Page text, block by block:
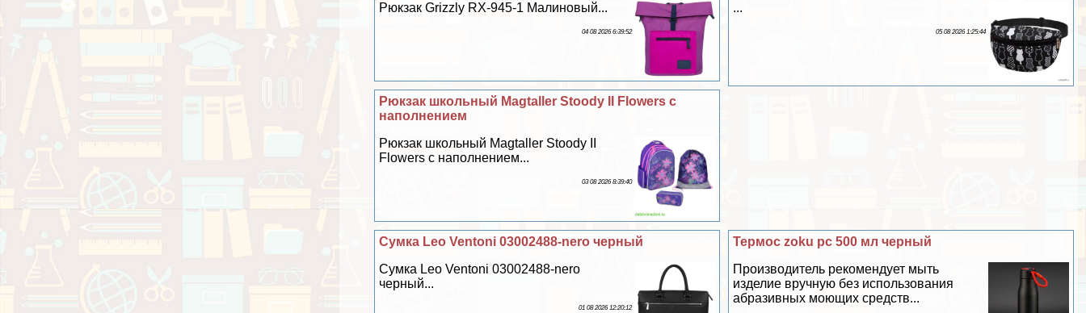
...
05 08 2026 1:25:44
Рюкзак Grizzly RX-945-1 Малиновый...
04 08 2026 6:39:52
Рюкзак школьный Magtaller Stoody II Flowers с
наполнением
Рюкзак школьный Magtaller Stoody II
Flowers с наполнением...
03 08 2026 8:39:40
Термос zoku pc 500 мл черный
Производитель рекомендует мыть
изделие вручную без использования
абразивных моющих средств...
Сумка Leo Ventoni 03002488-nero черный
Сумка Leo Ventoni 03002488-nero
черный...
01 08 2026 12:20:12